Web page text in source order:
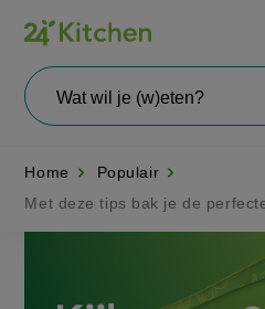
Overslaan
en
naar
de
wil
Home
Populair
Met deze tips bak je de